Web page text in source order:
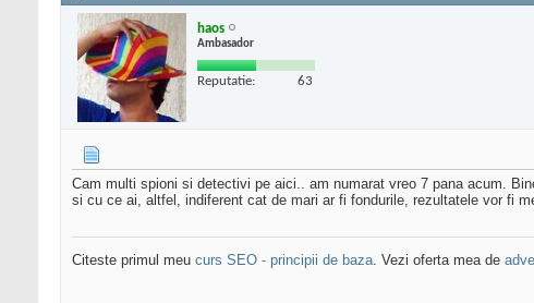
haos
Ambasador
Reputatie: 63
Cam multi spioni si detectivi pe aici.. am numarat vreo 7 pana acum.
si cu ce ai, altfel, indiferent cat de mari ar fi fondurile, rezultatele vor fi
Citeste primul meu curs SEO - principii de baza. Vezi oferta mea de